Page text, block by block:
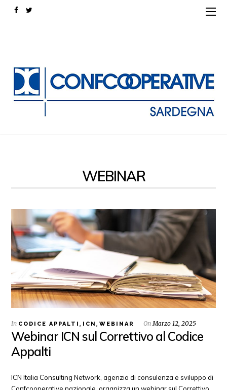
WEBINAR
In CODICE APPALTI, ICN,WEBINAR OnMarzo 12, 2025
Webinar ICN sul Correttivo al Codice
Appalti
ICN Italia Consulting Network, agenzia di consulenza e sviluppo di
Confcooperative nazionale, organizza un webinar sul Correttivo